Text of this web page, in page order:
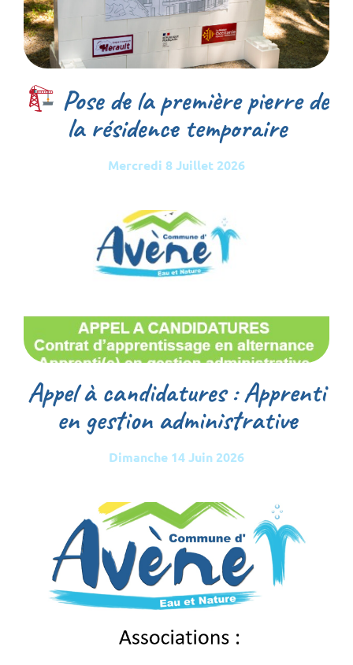
Pose de la première pierre de
la résidence temporaire
Mercredi 8 Juillet 2026
Appel à candidatures : Apprenti
en gestion administrative
Dimanche 14 Juin 2026